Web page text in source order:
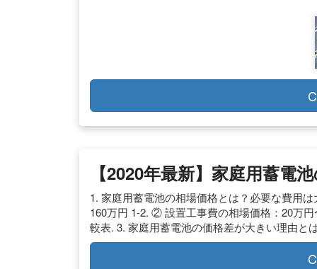
【2020年最新】家庭用蓄電
1. 家庭用蓄電池の相場価格とは？必要な費用
160万円 1-2. ② 設置工事費の相場価格：20万
較表. 3. 家庭用蓄電池の価格差が大きい理由と